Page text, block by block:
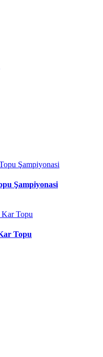
Şampiyonasi
Topu